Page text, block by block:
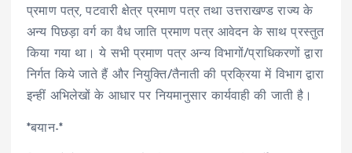
प्रमाण पत्र, पटवारी क्षेत्र प्रमाण पत्र तथा उत्तराखण्ड राज्य के
अन्य पिछड़ा वर्ग का वैध जाति प्रमाण पत्र आवेदन के साथ प्रस्तुत
किया गया था। ये सभी प्रमाण पत्र अन्य विभागों/प्राधिकरणों द्वारा
निर्गत किये जाते हैं और नियुक्ति/तैनाती की प्रक्रिया में विभाग द्वारा
इन्हीं अभिलेखों के आधार पर नियमानुसार कार्यवाही की जाती है।
*बयान-*